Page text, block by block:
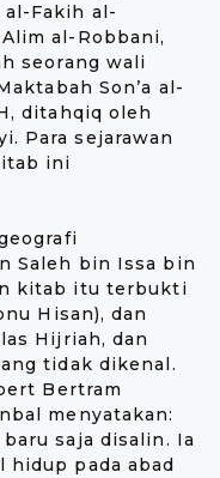
Fakih al-
al-Robbani,
seorang wali
Son’a al-
ditahqiq oleh
Para sejarawan
ini
Saleh bin Issa bin
kitab itu terbukti
Hisan), dan
Hijriah, dan
tidak dikenal.
Bertram
menyatakan:
saja disalin. Ia
hidup pada abad